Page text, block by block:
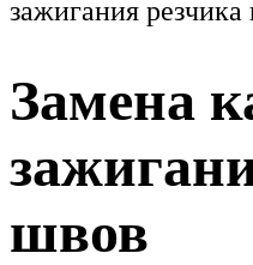
зажигания
Замена
швов